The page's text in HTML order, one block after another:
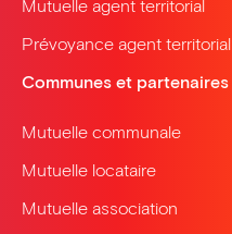
Mutuelle agent territorial
Prévoyance agent territorial
Communes et partenaires
Mutuelle communale
Mutuelle locataire
Mutuelle association